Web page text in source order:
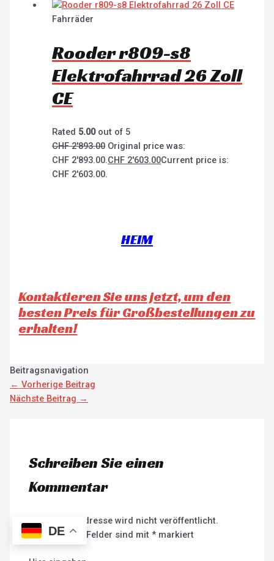
Fahrräder
Rooder r809-s8
Elektrofahrrad 26 Zoll
CE
Rated 5.00out of 5
CHF2'893.00 Original price was:
CHF 2'893.00.CHF 2'603.00Current price is:
CHF 2'603.00.
HEIM
Kontaktieren Sie uns jetzt, um den
besten Preis für Großbestellungen zu
erhalten!
Beitragsnavigation
← Vorherige Beitrag
Nächste Beitrag →
Schreiben Sie einen
Kommentar
Ihre E-Mail-Adresse wird nicht veröffentlicht.
Erforderliche Felder sind mit* markiert
DE